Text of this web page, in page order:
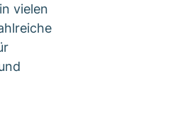
vielen